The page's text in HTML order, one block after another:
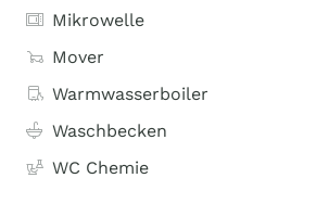
Mikrowelle
Mover
Warmwasserboiler
Waschbecken
WC Chemie